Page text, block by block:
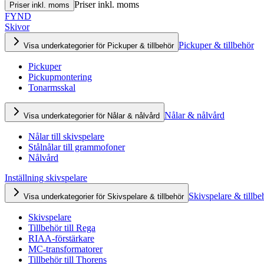
Priser inkl. moms Priser inkl. moms
FYND
Skivor
Visa underkategorier för Pickuper & tillbehör Pickuper & tillbehör
Pickuper
Pickupmontering
Tonarmsskal
Visa underkategorier för Nålar & nålvård Nålar & nålvård
Nålar till skivspelare
Stålnålar till grammofoner
Nålvård
Inställning skivspelare
Visa underkategorier för Skivspelare & tillbehör Skivspelare &
Skivspelare
Tillbehör till Rega
RIAA-förstärkare
MC-transformatorer
Tillbehör till Thorens